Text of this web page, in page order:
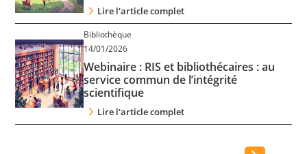
Lire l'article complet
Bibliothèque
14/01/2026
Webinaire : RIS et bibliothécaires : au
service commun de l’intégrité
scientifique
Lire l'article complet